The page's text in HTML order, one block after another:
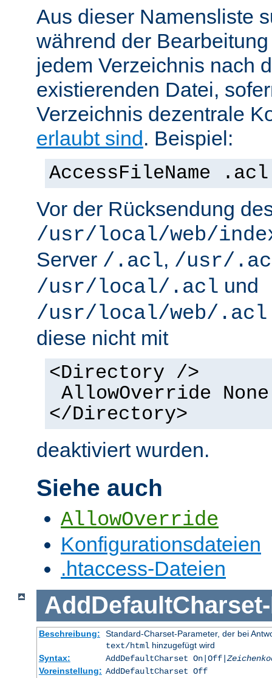
Aus dieser Namensliste
während der
jedem Verzeichnis nach
existierenden Datei,
Verzeichnis dezentrale
erlaubt sind . Beispiel:
AccessFileName .acl
Vor der Rücksendung
/usr/local/web/
Server /.acl, /usr/
/usr/local/.acl und
/usr/local/web/.acl
diese nicht mit
<Directory />
AllowOverride None
</Directory>
deaktiviert wurden.
Siehe auch
AllowOverride
Konfigurationsdateien
.htaccess-Dateien
AddDefaultCharset-
Beschreibung:
Standard-Charset-Parameter, der bei
text/html hinzugefügt wird
Syntax:
AddDefaultCharset On|Off|
Voreinstellung: AddDefaultCharset Off